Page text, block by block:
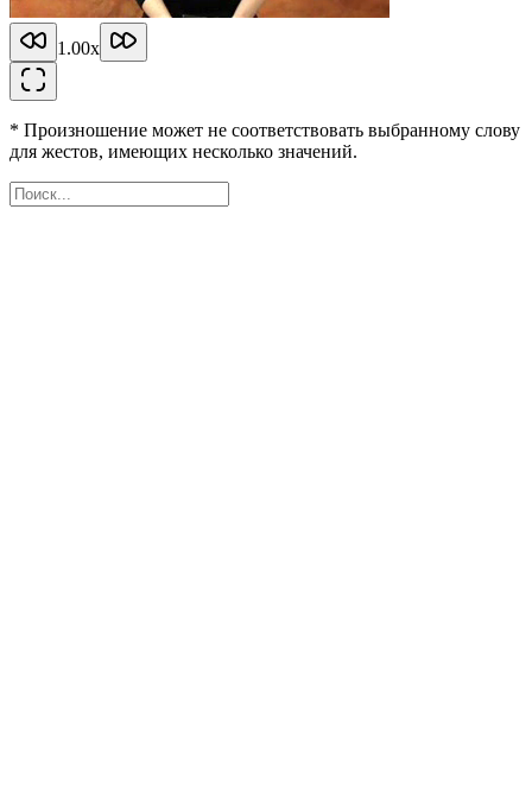
1.00x
* Произношение может не соответствовать выбранному слову
для жестов, имеющих несколько значений.